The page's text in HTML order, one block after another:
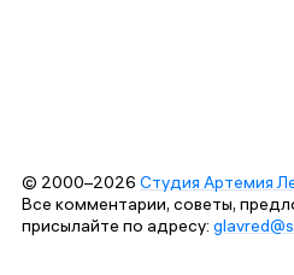
© 2000–2026 Студия Артемия
Все комментарии, советы,
присылайте по адресу: